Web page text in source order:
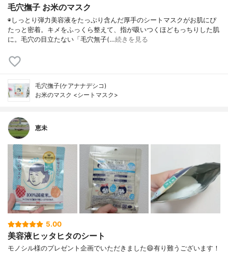
毛穴撫子 お米のマスク
◉しっとり弾力美容液をたっぷり含んだ厚手のシートマスクがお肌にぴ
たっと密着。キメをふっくら整えて、指が吸いつくほどもっちりした肌
に。毛穴の目立たない「毛穴無子(…続きを見る
毛穴撫子(ケアナナデシコ)
お米のマスク <シートマスク>
恵未
5.00
美容液ヒッタヒタのシート
モノシル様のプレゼント企画でいただきました😄有り難うございます！